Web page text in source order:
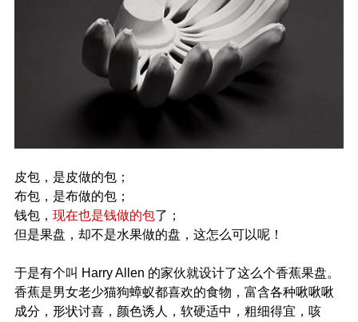
皮包，是皮做的包；
布包，是布做的包；
钱包， 现在也是钱做的包了；
但是果盘，却不是水果做的盘，这怎么可以呢！
于是有个叫 Harry Allen 的家伙就设计了这么个香蕉果盘。
香蕉是男女老少猫狗蟑蚁都喜欢的食物，富含各种啾啾啾
成分，形状讨喜，颜色诱人，软硬适中，粗细得宜，咳